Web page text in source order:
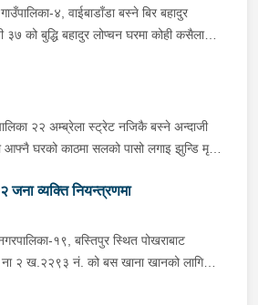
४, वाईबाडाँडा बस्ने बिर बहादुर
३७ को बुद्धि बहादुर लोप्चन घरमा कोही कसैलाई
स्थित कुसुमटार खोल्सामा घोप्टो परी मृत
घटना सम्बन्धमा थप अनुसन्धान कार्य भईरहेको
२२ अम्ब्रेला स्ट्रेट नजिकै बस्ने अन्दाजी
आफ्नै घरको काठमा सलको पासो लगाइ झुन्डि मृत्यु
भइरहेको ।व्यक्ति नियन्त्रणमा
१९, बस्तिपुर स्थित पोखराबाट
२ ख.२२९३ नं. को बस खाना खानको लागि